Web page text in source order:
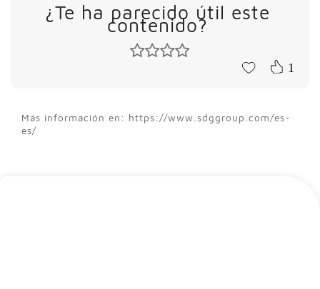
¿Te ha parecido útil este
contenido?
1
Más información en: https://www.sdggroup.com/es-
es/